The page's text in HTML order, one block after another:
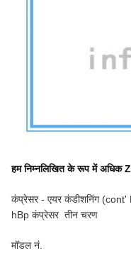
हम निम्नलिखित के रूप में अधिक
कंप्रेसर - एयर कंडीशनिंग (cont'
hBp कंप्रेसर ️ तीन चरण
मॉडल नं.